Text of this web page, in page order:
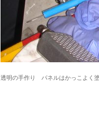
透明の手作り パネルはかっこよく